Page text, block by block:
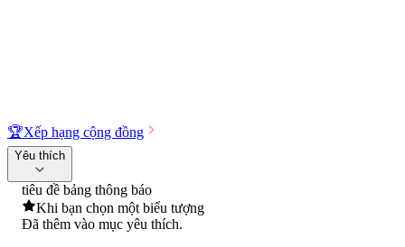
🏆Xếp hạng cộng đồng
Yêu thích
tiêu đề bảng thông báo
Khi bạn chọn một biểu tượng
Đã thêm vào mục yêu thích.